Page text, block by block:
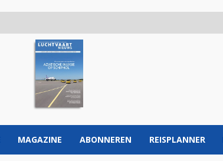
MAGAZINE ABONNEREN REISPLANNER